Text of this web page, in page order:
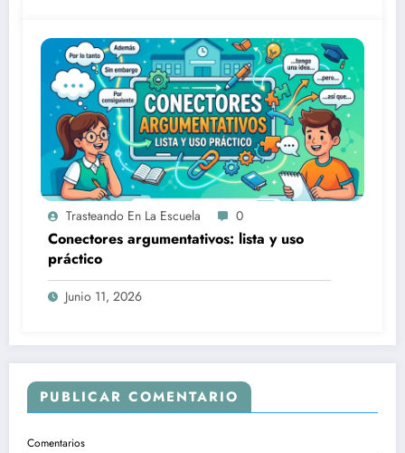
Trasteando En La Escuela 0
Conectores argumentativos: lista y uso
práctico
Junio 11, 2026
PUBLICAR COMENTARIO
Comentarios